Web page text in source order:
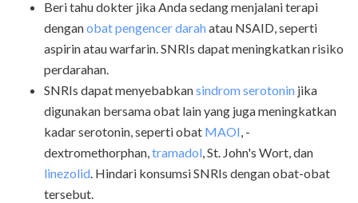
Beri tahu dokter jika Anda sedang menjalani terapi
denganobat pengencer darahatau NSAID, seperti
aspirin atau warfarin. SNRIs dapat meningkatkan risiko
perdarahan.
SNRIs dapat menyebabkansindrom serotonin jika
digunakan bersama obat lain yang juga meningkatkan
kadar serotonin, seperti obat MAOI, ­
dextromethorphan,tramadol, St. John's Wort, dan
linezolid. Hindari konsumsi SNRIs dengan obat-obat
tersebut.